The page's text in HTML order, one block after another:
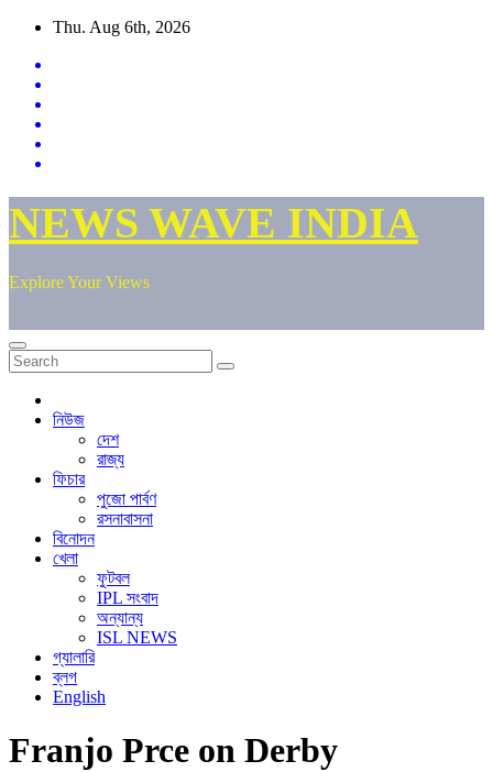
Skip
content
Thu. Aug 6th, 2026
NEWS WAVE INDIA
Explore Your Views
নিউজ
দেশ
রাজ্য
ফিচার
পুজো পার্বণ
রসনাবাসনা
বিনোদন
খেলা
ফুটবল
IPL সংবাদ
অন্যান্য
ISL NEWS
গ্যালারি
ব্লগ
English
Franjo Prce on Derby